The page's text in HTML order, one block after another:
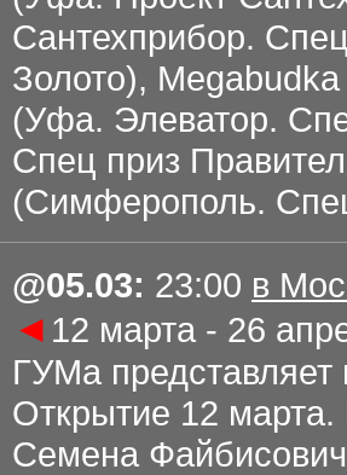
Сантехприбор.
Золото),
(Уфа. Элеватор.
Спец приз
(Симферополь.
@05.03: 23:00 в
◄ 12 марта - 26
ГУМа
Открытие 12 марта.
Семена